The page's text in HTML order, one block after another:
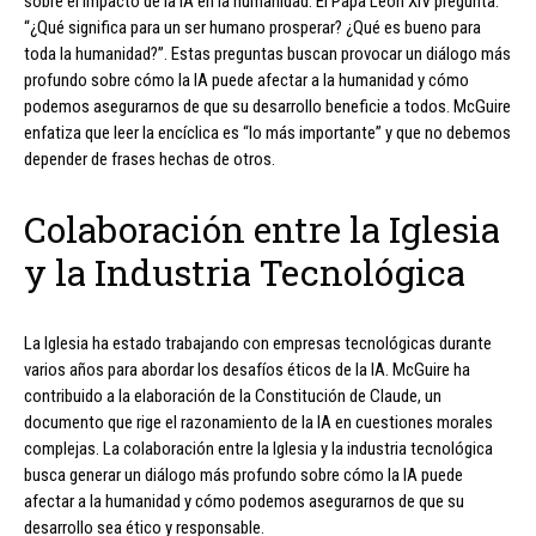
“¿Qué significa para un ser humano prosperar? ¿Qué es bueno para
toda la humanidad?”. Estas preguntas buscan provocar un diálogo más
profundo sobre cómo la IA puede afectar a la humanidad y cómo
podemos asegurarnos de que su desarrollo beneficie a todos. McGuire
enfatiza que leer la encíclica es “lo más importante” y que no debemos
depender de frases hechas de otros.
Colaboración entre la Iglesia
y la Industria Tecnológica
La Iglesia ha estado trabajando con empresas tecnológicas durante
varios años para abordar los desafíos éticos de la IA. McGuire ha
contribuido a la elaboración de la Constitución de Claude, un
documento que rige el razonamiento de la IA en cuestiones morales
complejas. La colaboración entre la Iglesia y la industria tecnológica
busca generar un diálogo más profundo sobre cómo la IA puede
afectar a la humanidad y cómo podemos asegurarnos de que su
desarrollo sea ético y responsable.